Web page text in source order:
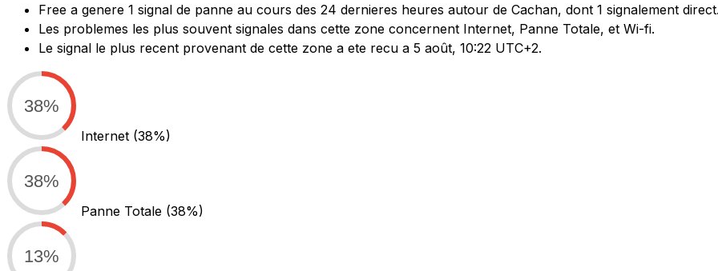
Free a genere 1 signal de panne au cours des 24 dernieres heures autour de Cachan, dont 1 signalement
Les problemes les plus souvent signales dans cette zone concernent Internet, Panne Totale, et Wi-fi.
Le signal le plus recent provenant de cette zone a ete recu a 5 août, 10:22 UTC+2.
38%
Internet (38%)
38%
Panne Totale (38%)
13%